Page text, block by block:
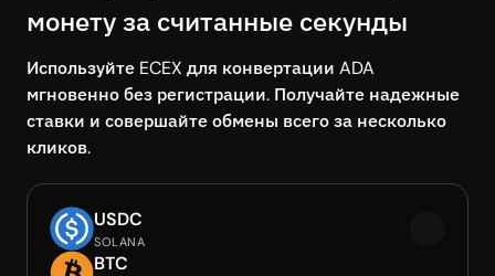
монету за считанные секунды
Используйте ECEX для конвертации ADA
мгновенно без регистрации. Получайте надежные
ставки и совершайте обмены всего за несколько
кликов.
USDC
SOLANA
BTC